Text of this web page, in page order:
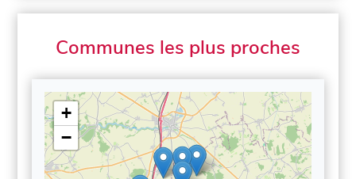
Communes les plus proches
+
−